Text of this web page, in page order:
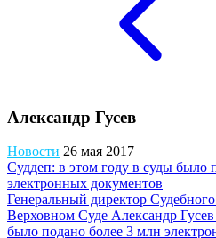
Александр Гусев
Новости 26 мая 2017
Суддеп: в этом году в суды было
электронных документов
Генеральный директор
Верховном Суде Александр Гусев
было подано более 3 млн